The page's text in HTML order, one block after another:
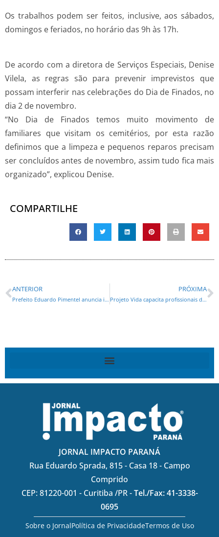
Os trabalhos podem ser feitos, inclusive, aos sábados,
domingos e feriados, no horário das 9h às 17h.
De acordo com a diretora de Serviços Especiais, Denise
Vilela, as regras são para prevenir imprevistos que
possam interferir nas celebrações do Dia de Finados, no
dia 2 de novembro.
“No Dia de Finados temos muito movimento de
familiares que visitam os cemitérios, por esta razão
definimos que a limpeza e pequenos reparos precisam
ser concluídos antes de novembro, assim tudo fica mais
organizado”, explicou Denise.
COMPARTILHE
ANTERIOR
Prefeito Eduardo Pimentel anuncia instalação de ar-condicionado nas escolas de Curitiba
PRÓXIMA
Projeto Vida capacita profissionais de saúde de São José dos Pinhais para orientar mães sobre manobras de desengasgo
JORNAL IMPACTO PARANÁ
Rua Eduardo Sprada, 815 - Casa 18 - Campo
Comprido
CEP: 81220-001 - Curitiba /PR -Tel./Fax: 41-3338-
0695
Sobre o JornalPolítica de PrivacidadeTermos de Uso